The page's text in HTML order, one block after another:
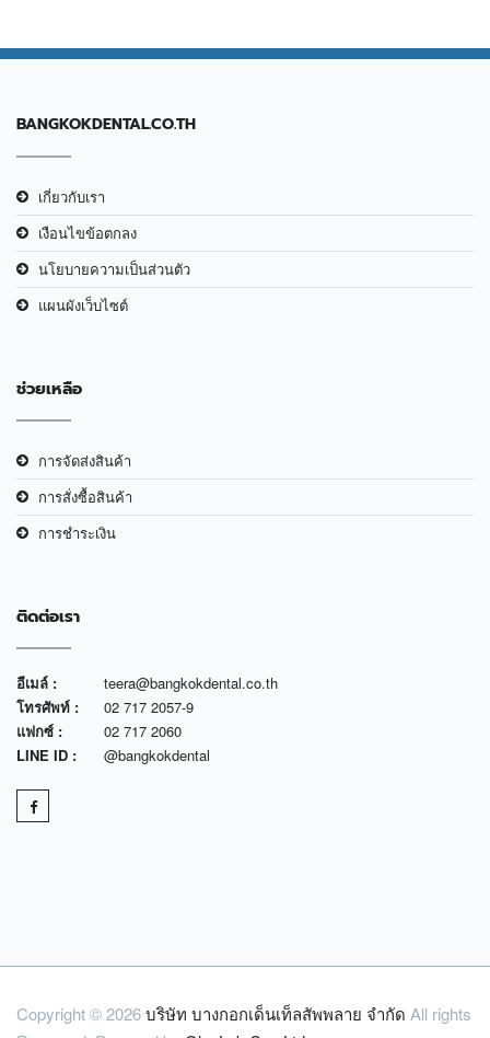
BANGKOKDENTAL.CO.TH
เกี่ยวกับเรา
เงือนไขข้อตกลง
นโยบายความเป็นส่วนตัว
แผนผังเว็บไซต์
ช่วยเหลือ
การจัดส่งสินค้า
การสั่งซื้อสินค้า
การชำระเงิน
ติดต่อเรา
อีเมล์ :
teera@bangkokdental.co.th
โทรศัพท์ :
02 717 2057-9
แฟกซ์ :
02 717 2060
LINE ID :
@bangkokdental
Copyright © 2026บริษัท บางกอกเด็นเท็ลสัพพลาย จำกัด All rights